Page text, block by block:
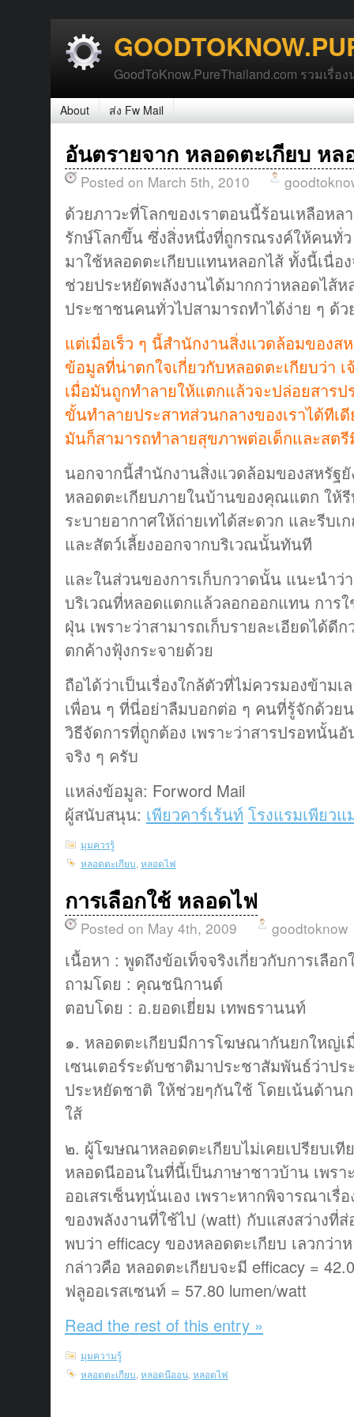
GoodToKnow.PureThailand.com รวมเรื่อ
About ส่ง Fw Mail
อันตรายจาก หลอดตะเกียบ ห
Posted on March 5th, 2010
ด้วยภาวะที่โลกของเราตอนนี้ร้อนเหลือหล
รักษ์โลกขึ้น ซึ่งสิ่งหนึ่งที่ถูกรณรงค์ให้คนทั่
มาใช้หลอดตะเกียบแทนหลอกไส้ ทั้งนี้เนื่อ
ช่วยประหยัดพลังงานได้มากกว่าหลอดไส้
ประชาชนคนทั่วไปสามารถทำได้ง่าย ๆ ด้ว
แต่เมื่อเร็ว ๆ นี้สำนักงานสิ่งแวดล้อมของส
ข้อมูลที่น่าตกใจเกี่ยวกับหลอดตะเกียบว่า เ
เมื่อมันถูกทำลายให้แตกแล้วจะปล่อยสาร
ขั้นทำลายประสาทส่วนกลางของเราได้ทีเ
มันก็สามารถทำลายสุขภาพต่อเด็กและสต
นอกจากนี้สำนักงานสิ่งแวดล้อมของสหรัฐ
หลอดตะเกียบภายในบ้านของคุณแตก ให้รี
ระบายอากาศให้ถ่ายเทได้สะดวก และรีบ
และสัตว์เลี้ยงออกจากบริเวณนั้นทันที
และในส่วนของการเก็บกวาดนั้น แนะนำว่
บริเวณที่หลอดแตกแล้วลอกออกแทน การใ
ฝุ่น เพราะว่าสามารถเก็บรายละเอียดได้ดี
ตกค้างฟุ้งกระจายด้วย
ถือได้ว่าเป็นเรื่องใกล้ตัวที่ไม่ควรมองข้าม
เพื่อน ๆ ที่นี่อย่าลืมบอกต่อ ๆ คนที่รู้จักด้วย
วิธีจัดการที่ถูกต้อง เพราะว่าสารปรอทนั้นอั
จริง ๆ ครับ
แหล่งข้อมูล: Forword Mail
ผู้สนับสนุน: เพียวคาร์เร้นท์ โรงแรมเพียว
มุมควรรู้
หลอดตะเกียบ หลอดไฟ
การเลือกใช้ หลอดไฟ
Posted on May 4th, 2009 goodtoknow
เนื้อหา : พูดถึงข้อเท็จจริงเกี่ยวกับการเลือ
ถามโดย : คุณชนิกานต์
ตอบโดย : อ.ยอดเยี่ยม เทพธรานนท์
๑. หลอดตะเกียบมีการโฆษณากันยกใหญ่เ
เซนเตอร์ระดับชาติมาประชาสัมพันธ์ว่าป
ประหยัดชาติ ให้ช่วยๆกันใช้ โดยเน้นด้าน
ใส้
๒. ผู้โฆษณาหลอดตะเกียบไม่เคยเปรียบเ
หลอดนีออนในที่นี้เป็นภาษาชาวบ้าน เพร
ออเสรเซ็นทฺนั่นเอง เพราะหากพิจารณาเรื่
ของพลังงานที่ใช้ไป (watt) กับแสงสว่างที่
พบว่า efficacy ของหลอดตะเกียบ เลวกว่า
กล่าวคือ หลอดตะเกียบจะมี efficacy =
ฟลูออเรสเซนท์ = 57.80 lumen/watt
Read the rest of this entry »
มุมความรู้
หลอดตะเกียบ หลอดนีออน หลอดไฟ